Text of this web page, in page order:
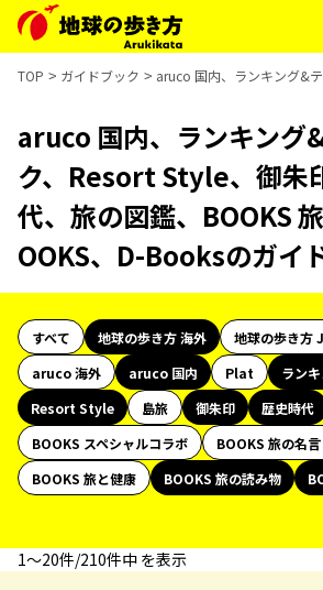
TOP ガイドブック aruco 国内、ランキング&
aruco 国内、ランキング
ク、Resort Style、御朱
代、旅の図鑑、BOOKS
OOKS、D-Booksのガイ
すべて 地球の歩き方 海外
地球の歩き方
aruco 海外
aruco 国内 Plat
ラン
Resort Style
島旅 御朱印 歴史時代
BOOKS スペシャルコラボ
BOOKS 旅の名
BOOKS 旅と健康
BOOKS 旅の読み物
1〜20件/210件中 を表示